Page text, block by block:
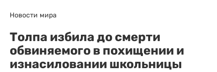
Новости мира
Толпа избила до смерти
обвиняемого в похищении и
изнасиловании школьницы